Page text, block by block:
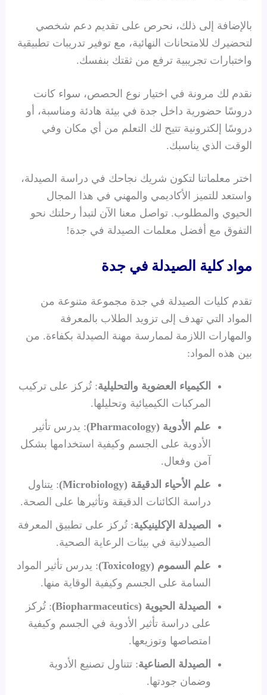
بالإضافة إلى ذلك، نحرص على تقديم دعم شخصي
لتحضيرك للامتحانات النهائية، مع توفير تدريبات تطبيقية
واختبارات تجريبية ترفع من ثقتك بنفسك.
نقدم لك مرونة في اختيار نوع الحصص، سواء كانت
دروسًا حضورية داخل جدة في بيئة هادئة ومناسبة، أو
دروسًا إلكترونية تتيح لك التعلم من أي مكان وفي
الوقت الذي يناسبك.
اختر معلماتنا لتكون شريك نجاحك في دراسة الصيدلة،
واستعد للتميز الأكاديمي والمهني في هذا المجال
الحيوي والمطلوب. تواصل معنا الآن لتبدأ رحلتك نحو
التفوق مع أفضل معلمات الصيدلة في جدة!
مواد كلية الصيدلة في جدة
تقدم كليات الصيدلة في جدة مجموعة متنوعة من
المواد التي تهدف إلى تزويد الطلاب بالمعرفة
والمهارات اللازمة لممارسة مهنة الصيدلة بكفاءة. من
بين هذه المواد:
الكيمياء العضوية والتحليلية: تُركز على تركيب
المركبات الكيميائية وتحليلها.
علم الأدوية (Pharmacology)
: يدرس تأثير
الأدوية على الجسم وكيفية استخدامها بشكل
آمن وفعال.
علم الأحياء الدقيقة (Microbiology)
: يتناول
دراسة الكائنات الدقيقة وتأثيرها على الصحة.
الصيدلة الإكلينيكية: تُركز على تطبيق المعرفة
الصيدلانية في بيئات الرعاية الصحية.
علم السموم (Toxicology)
: يدرس تأثير المواد
السامة على الجسم وكيفية الوقاية منها.
الصيدلة الحيوية (Biopharmaceutics)
: تُركز
على دراسة تأثير الأدوية في الجسم وكيفية
امتصاصها وتوزيعها.
الصيدلة الصناعية: تتناول تصنيع الأدوية
وضمان جودتها.